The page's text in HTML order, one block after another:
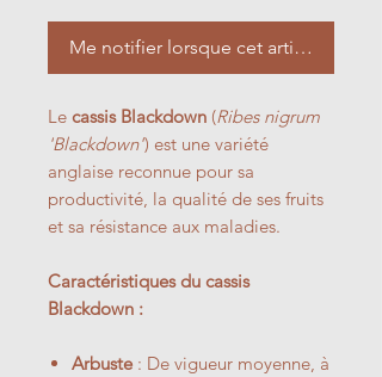
Me notifier lorsque cet article est
Le cassis Blackdown (Ribes nigrum
'Blackdown') est une variété
anglaise reconnue pour sa
productivité, la qualité de ses fruits
et sa résistance aux maladies.
Caractéristiques du cassis
Blackdown :
Arbuste : De vigueur moyenne, à